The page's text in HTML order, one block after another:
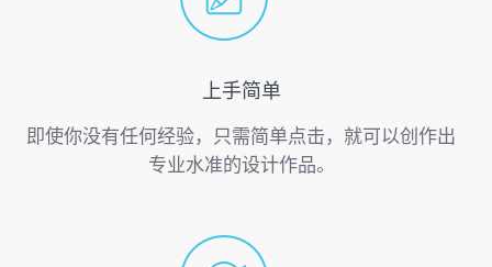
上手简单
即使你没有任何经验，只需简单点击，就可以创作出
专业水准的设计作品。